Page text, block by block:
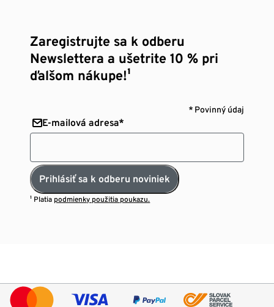
Zaregistrujte sa k odberu
Newslettera a ušetrite 10 % pri
ďalšom nákupe!¹
* Povinný údaj
E-mailová adresa*
Prihlásiť sa k odberu noviniek
¹ Platia podmienky použitia poukazu.